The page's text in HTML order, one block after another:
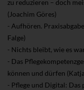
zu reduzieren – doch
(Joachim Göres)
- Aufhören.
Falge)
- Nichts bleibt, wie es
- Das
können und dürfen
- Pflege und Digital: